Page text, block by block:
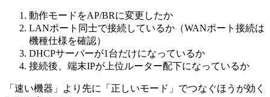
動作モードをAP/BRに変更したか
LANポート同士で接続しているか（WANポート接続は
機種仕様を確認）
DHCPサーバーが1台だけになっているか
接続後、端末IPが上位ルーター配下になっているか
「速い機器」より先に「正しいモード」でつなぐほうが効く